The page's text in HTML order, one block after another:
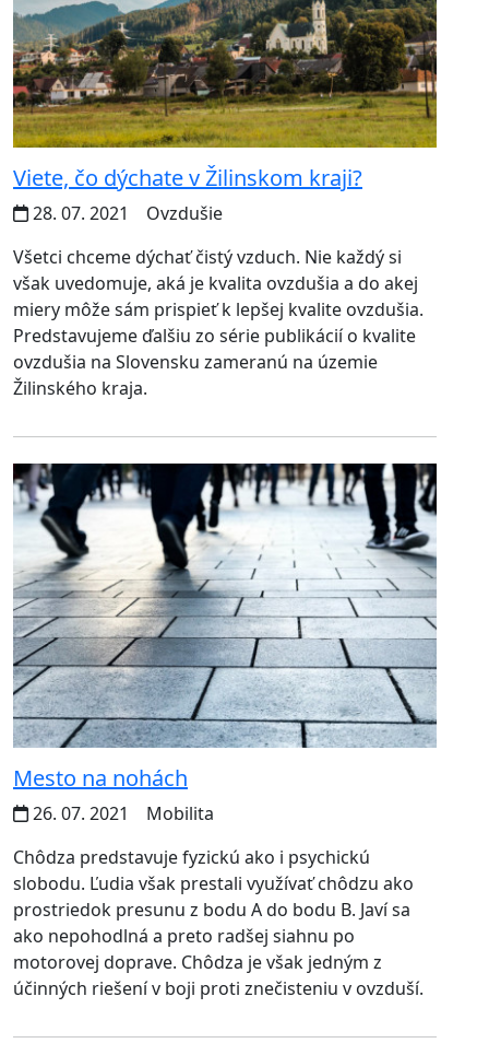
Viete, čo dýchate v Žilinskom kraji?
28. 07. 2021
Ovzdušie
Všetci chceme dýchať čistý vzduch. Nie každý si
však uvedomuje, aká je kvalita ovzdušia a do akej
miery môže sám prispieť k lepšej kvalite ovzdušia.
Predstavujeme ďalšiu zo série publikácií o kvalite
ovzdušia na Slovensku zameranú na územie
Žilinského kraja.
Mesto na nohách
26. 07. 2021
Mobilita
Chôdza predstavuje fyzickú ako i psychickú
slobodu. Ľudia však prestali využívať chôdzu ako
prostriedok presunu z bodu A do bodu B. Javí sa
ako nepohodlná a preto radšej siahnu po
motorovej doprave. Chôdza je však jedným z
účinných riešení v boji proti znečisteniu v ovzduší.